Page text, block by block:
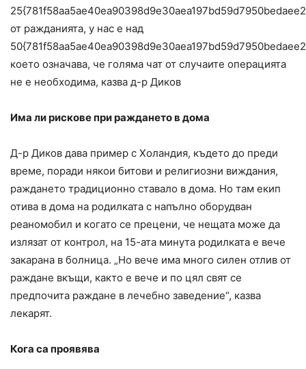
от ражданията, у нас е над
което означава, че голяма чат от случаите операцията
не е необходима, казва д-р Диков
Има ли рискове при раждането в дома
Д-р Диков дава пример с Холандия, където до преди
време, поради някои битови и религиозни виждания,
раждането традиционно ставало в дома. Но там екип
отива в дома на родилката с напълно оборудван
реаномобил и когато се прецени, че нещата може да
излязат от контрол, на 15-ата минута родилката е вече
закарана в болница. „Но вече има много силен отлив от
раждане вкъщи, както е вече и по цял свят се
предпочита раждане в лечебно заведение“, казва
лекарят.
Кога са проявява